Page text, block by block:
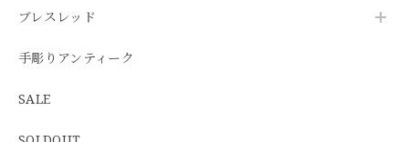
ブレスレッド
手彫りアンティーク
SALE